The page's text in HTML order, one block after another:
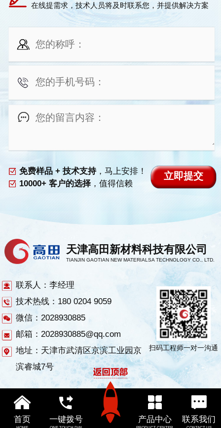
在线提需求，技术人员将及时联系您，并提供解决方案
免费样品 + 技术支持，马上安排！
10000+ 客户的选择，值得信赖
天津高田新材料科技有限公司
TIANJIN GAOTIAN NEW MATERIALSA TECHNOLOGY CO., LTD.
联系人：李经理
技术热线：180 0204 9059
微信：2028930885
邮箱：2028930885@qq.com
地址：天津市武清区京滨工业园京
滨睿城7号
扫码工程师一对一沟通
首页 一键拨号 产品中心 联系我们